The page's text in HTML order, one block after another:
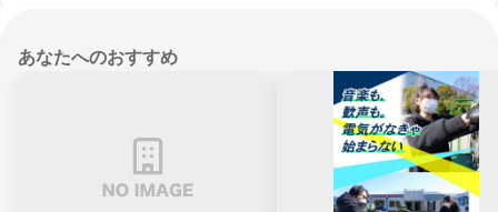
あなたへのおすすめ